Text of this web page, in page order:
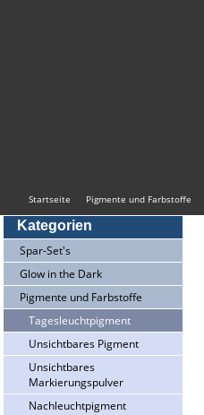
Startseite Pigmente und Farbstoffe
Kategorien
Spar-Set's
Glow in the Dark
Pigmente und Farbstoffe
Tagesleuchtpigment
Unsichtbares Pigment
Unsichtbares
Markierungspulver
Nachleuchtpigment